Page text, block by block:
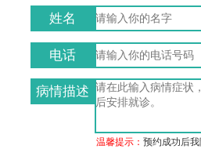
姓名
电话
病情描述
温馨提示：预约成功后